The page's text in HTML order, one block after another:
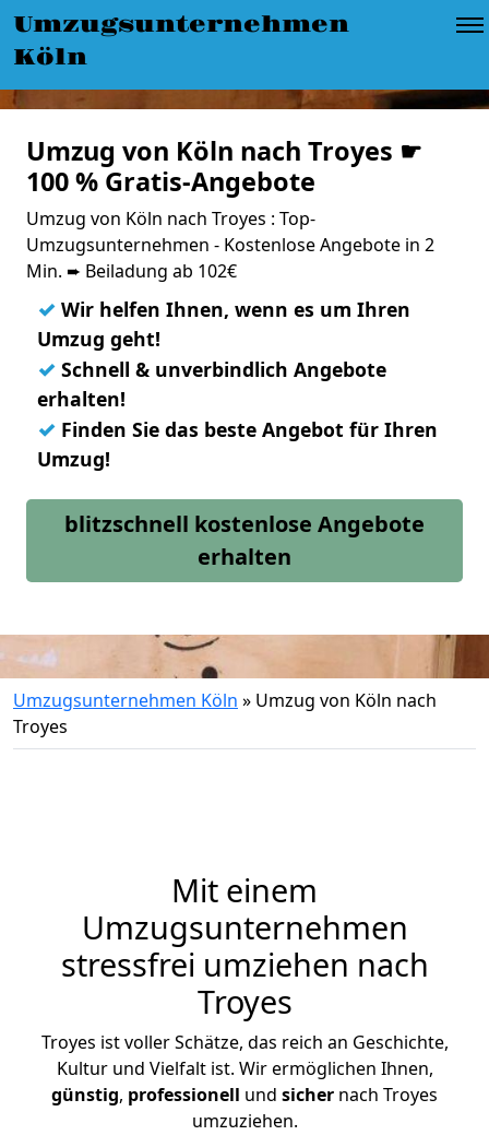
Umzugsunternehmen
Köln
Umzug von Köln nach Troyes ☛
100 % Gratis-Angebote
Umzug von Köln nach Troyes : Top-
Umzugsunternehmen - Kostenlose Angebote in 2
Min. ➨ Beiladung ab 102€
✓ Wir helfen Ihnen, wenn es um Ihren
Umzug geht!
✓ Schnell & unverbindlich Angebote
erhalten!
✓ Finden Sie das beste Angebot für Ihren
Umzug!
blitzschnell kostenlose Angebote
erhalten
Umzugsunternehmen Köln » Umzug von Köln nach
Troyes
Mit einem
Umzugsunternehmen
stressfrei umziehen nach
Troyes
Troyes ist voller Schätze, das reich an Geschichte,
Kultur und Vielfalt ist. Wir ermöglichen Ihnen,
günstig, professionell und sicher nach Troyes
umzuziehen.